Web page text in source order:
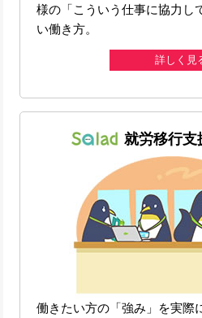
様の「こういう仕事に協力し
い働き方。
詳しく見
就労移行支
働きたい方の「強み」を実際